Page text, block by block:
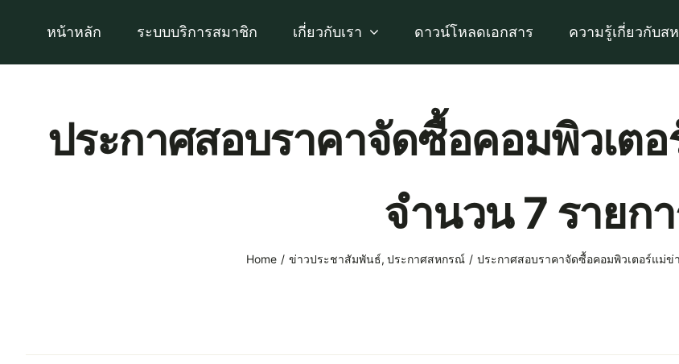
หน้าหลัก ระบบบริการสมาชิก เกี่ยวกับเรา ดาวน์โหลดเอกสาร ความรู้เกี่ยวกับส
ประกาศสอบราคาจัดซื้อคอมพิวเต
จำนวน 7 รายก
Home ข่าวประชาสัมพันธ์ ประกาศสหกรณ์ ประกาศสอบราคาจัดซื้อคอมพิวเตอร์แม่